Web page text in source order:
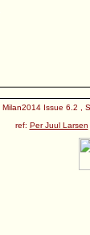
Milan2014 Issue 6.2 ,
ref: Per Juul Larsen